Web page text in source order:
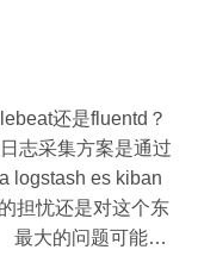
还是fluentd？
logstash es kiban
担忧还是对这个东
最大的问题可能就